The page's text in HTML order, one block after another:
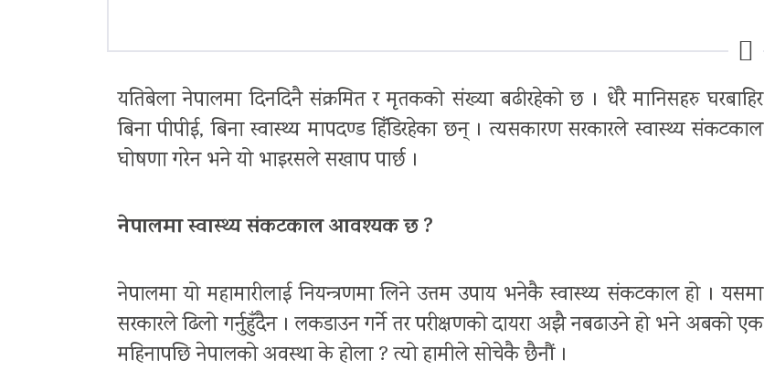
यतिबेला नेपालमा दिनदिनै संक्रमित र मृतकको संख्या बढीरहेको छ । धेरै मानिसहरु घरबाहिर
बिना पीपीई, बिना स्वास्थ्य मापदण्ड हिँडिरहेका छन् । त्यसकारण सरकारले स्वास्थ्य संकटकाल
घोषणा गरेन भने यो भाइरसले सखाप पार्छ ।
नेपालमा स्वास्थ्य संकटकाल आवश्यक छ ?
नेपालमा यो महामारीलाई नियन्त्रणमा लिने उत्तम उपाय भनेकै स्वास्थ्य संकटकाल हो । यसमा
सरकारले ढिलो गर्नुहुँदैन । लकडाउन गर्ने तर परीक्षणको दायरा अझै नबढाउने हो भने अबको एक
महिनापछि नेपालको अवस्था के होला ? त्यो हामीले सोचेकै छैनौं ।